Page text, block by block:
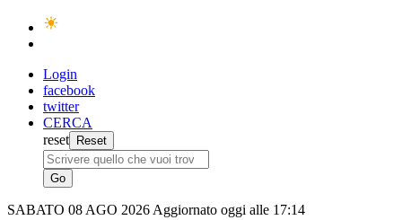
Login
facebook
twitter
CERCA
reset
SABATO 08 AGO 2026 Aggiornato oggi alle 17:14